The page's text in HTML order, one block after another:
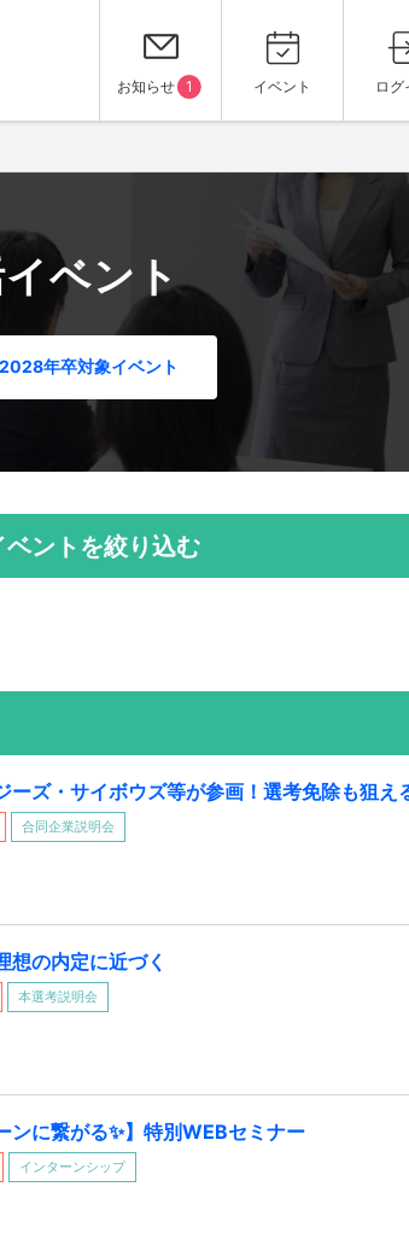
お知らせ 1 イベント ログ
ベント
2028年卒対象イベント
ントを絞り込む
ーズ・サイボウズ等が参画！選考免除も狙え
合同企業説明会
想の内定に近づく
本選考説明会
ンに繋がる✨】特別WEBセミナー
インターンシップ